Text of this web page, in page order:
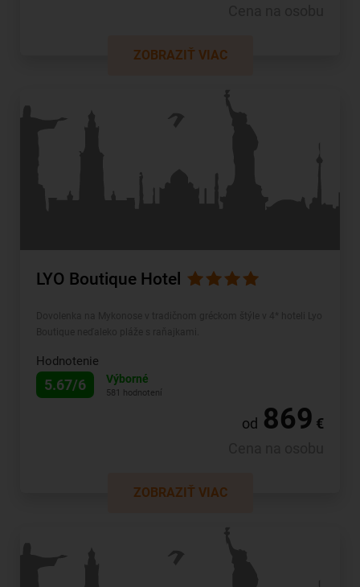
ZOBRAZIŤ VIAC
LYO Boutique Hotel
Hodnotenie
5.67/6 Výborné
581 hodnotení
od 869 €
ZOBRAZIŤ VIAC